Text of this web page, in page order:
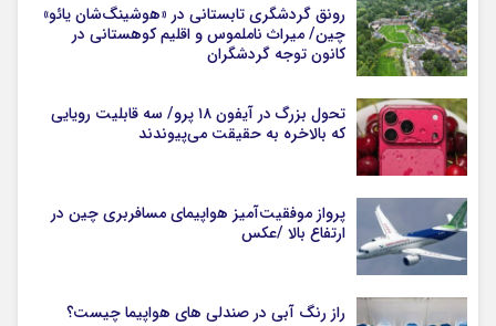
رونق گردشگری تابستانی در «هوشینگ‌شان یائو»
چین/ میراث ناملموس و اقلیم کوهستانی در
کانون توجه گردشگران
تحول بزرگ در آیفون ۱۸ پرو/ سه قابلیت رویایی
که بالاخره به حقیقت می‌پیوندند
پرواز موفقیت‌آمیز هواپیمای مسافربری چین در
ارتفاع بالا /عکس
راز رنگ آبی در صندلی های هواپیما چیست؟